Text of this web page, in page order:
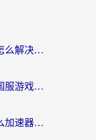
女神星球海外服务器链接失败怎么解决？海外党国服游戏加速避坑指南
日本怎么玩君临传奇？海外党国服游戏加速避坑指南（附菲律宾欧洲玩家实测）
海外党必看：打穿越火线用什么加速器？解决延迟卡顿，还能玩奇妙拼图世界和第五人格